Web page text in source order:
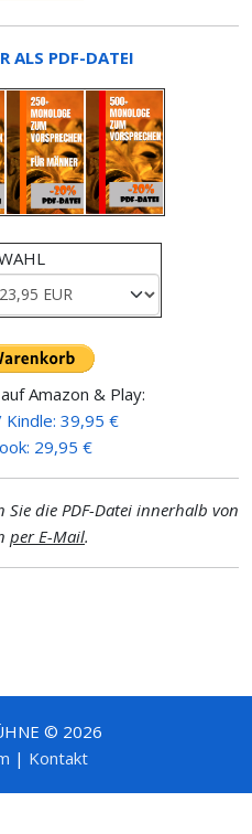
ALS PDF-DATEI
Amazon & Play:
Kindle: 39,95 €
29,95 €
die PDF-Datei innerhalb von
per E-Mail.
© 2026
| Kontakt